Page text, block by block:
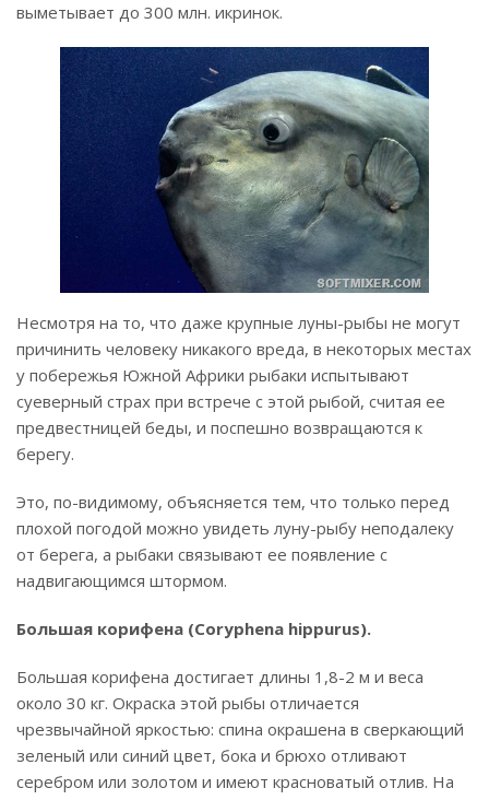
выметывает до 300 млн. икринок.
Несмотря на то, что даже крупные луны-рыбы не могут
причинить человеку никакого вреда, в некоторых местах
у побережья Южной Африки рыбаки испытывают
суеверный страх при встрече с этой рыбой, считая ее
предвестницей беды, и поспешно возвращаются к
берегу.
Это, по-видимому, объясняется тем, что только перед
плохой погодой можно увидеть луну-рыбу неподалеку
от берега, а рыбаки связывают ее появление с
надвигающимся штормом.
Большая корифена (Coryphena hippurus).
Большая корифена достигает длины 1,8-2 м и веса
около 30 кг. Окраска этой рыбы отличается
чрезвычайной яркостью: спина окрашена в сверкающий
зеленый или синий цвет, бока и брюхо отливают
серебром или золотом и имеют красноватый отлив. На